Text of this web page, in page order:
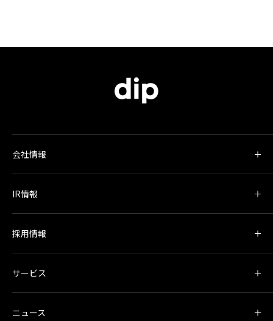
会社情報
IR情報
採用情報
サービス
ニュース